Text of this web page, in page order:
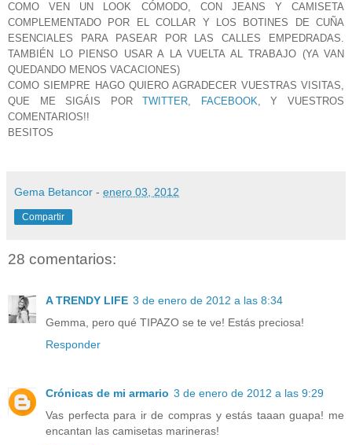
COMO VEN UN LOOK CÓMODO, CON JEANS Y CAMISETA
COMPLEMENTADO POR EL COLLAR Y LOS BOTINES DE CUÑA
ESENCIALES PARA PASEAR POR LAS CALLES EMPEDRADAS.
TAMBIÉN LO PIENSO USAR A LA VUELTA AL TRABAJO (YA VAN
QUEDANDO MENOS VACACIONES)
COMO SIEMPRE HAGO QUIERO AGRADECER VUESTRAS VISITAS,
QUE ME SIGÁIS PORTWITTER, FACEBOOK, Y VUESTROS
COMENTARIOS!!
BESITOS
Gema Betancor - enero 03, 2012
Compartir
28 comentarios:
A TRENDY LIFE 3 de enero de 2012 a las 8:34
Gemma, pero qué TIPAZO se te ve! Estás preciosa!
Responder
Crónicas de mi armario 3 de enero de 2012 a las 9:29
Vas perfecta para ir de compras y estás taaan guapa! me
encantan las camisetas marineras!